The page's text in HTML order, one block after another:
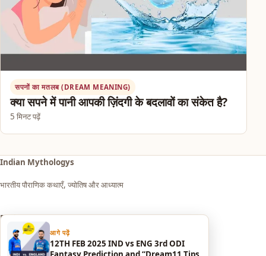
सपनों का मतलब (DREAM MEANING)
क्या सपने में पानी आपकी ज़िंदगी के बदलावों का संकेत है?
5 मिनट पढ़ें
आगे पढ़ें
12TH FEB 2025 IND vs ENG 3rd ODI
Indian Mythologys
भारतीय पौराणिक कथाएँ, ज्योतिष और आध्यात्म
Explore
आध्यात्म एवं धर्म